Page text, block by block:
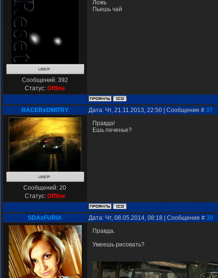
Сообщений:392
Статус:Offline
Ложь
Пьешь чай
RACERxDMITRY Дата: Чт, 21.11.2013, 22:50 | Сообщение # 37
Сообщений:20
Статус:Offline
Правда!
Ешь печенье?
SDAxFURIA Дата: Чт, 08.05.2014, 08:18 | Сообщение # 38
Правда.
Умеешь рисовать?